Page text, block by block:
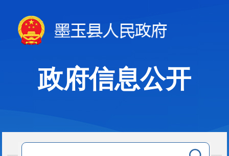
政府信息公开